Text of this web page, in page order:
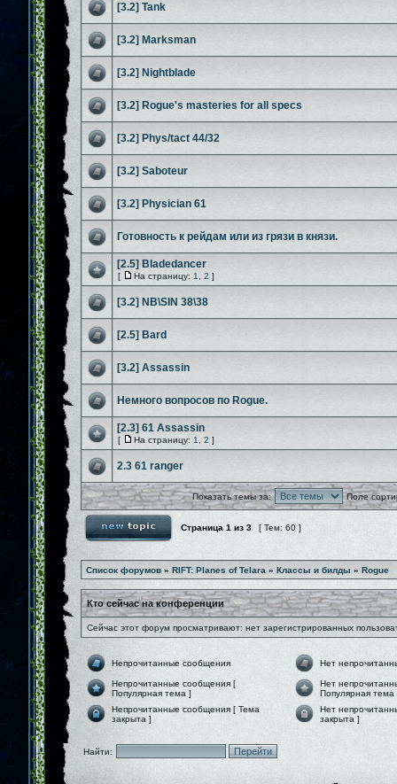
[3.2] Tank
[3.2] Marksman
[3.2] Nightblade
[3.2] Rogue's masteries for all specs
[3.2] Phys/tact 44/32
[3.2] Saboteur
[3.2] Physician 61
Готовность к рейдам или из грязи в князи.
[2.5] Bladedancer
[ На страницу: 1 2 ]
[3.2] NB\SIN 38\38
[2.5] Bard
[3.2] Assassin
Немного вопросов по Rogue.
[2.3] 61 Assassin
[ На страницу: 1 2 ]
2.3 61 ranger
Показать темы за: Поле
Страница 1 из 3 [ Тем: 60 ]
Список форумов » RIFT: Planes of Telara » Классы и билды » Rogue
Кто сейчас на конференции
Сейчас этот форум просматривают: нет зарегистрированных
Непрочитанные сообщения Нет
Непрочитанные сообщения [
Популярная тема ]
Нет
Популярная тема
Непрочитанные сообщения [ Тема
закрыта ]
Нет
закрыта ]
Найти: